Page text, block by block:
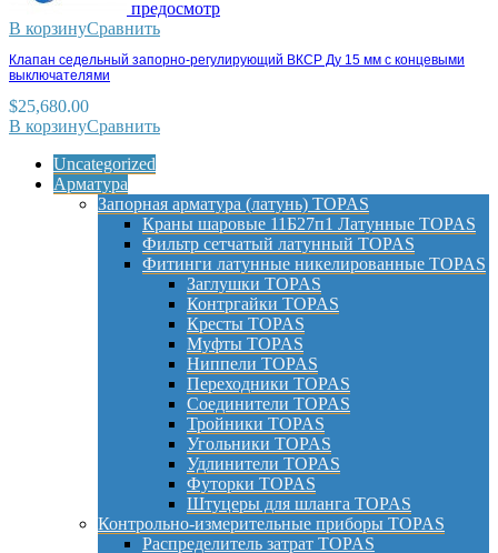
предосмотр
В корзинуСравнить
Клапан седельный запорно-регулирующий ВКСР Ду 15 мм с концевыми
выключателями
$25,680.00
В корзинуСравнить
Uncategorized
Арматура
Запорная арматура (латунь) TOPAS
Краны шаровые 11Б27п1 Латунные TOPAS
Фильтр сетчатый латунный TOPAS
Фитинги латунные никелированные TOPAS
Заглушки TOPAS
Контргайки TOPAS
Кресты TOPAS
Муфты TOPAS
Ниппели TOPAS
Переходники TOPAS
Соединители TOPAS
Тройники TOPAS
Угольники TOPAS
Удлинители TOPAS
Футорки TOPAS
Штуцеры для шланга TOPAS
Контрольно-измерительные приборы TOPAS
Распределитель затрат TOPAS